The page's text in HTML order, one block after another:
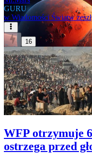
GURU
w Wiadomości Światw
16
WFP otrzymuje
ostrzega przed